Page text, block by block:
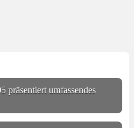
präsentiert umfassendes